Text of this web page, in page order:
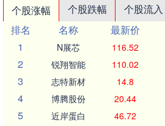
个股涨幅 个股跌幅 个股流入
排名
名称 最新价
1
N展芯 116.52
2 锐翔智能 110.02
3 志特新材 14.8
4 博腾股份 20.44
5 近岸蛋白 46.72